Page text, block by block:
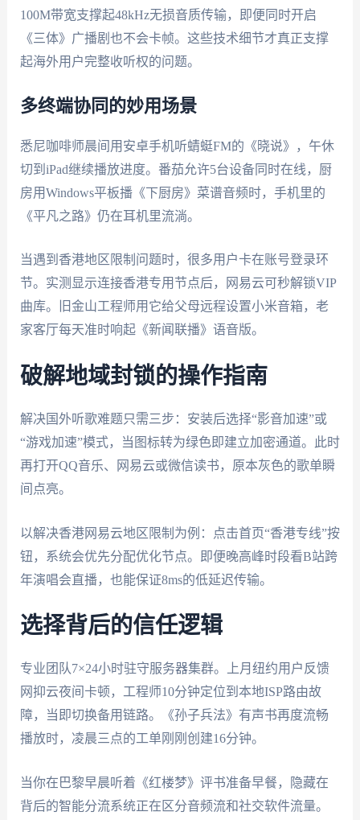
100M带宽支撑起48kHz无损音质传输，即便同时开启
《三体》广播剧也不会卡帧。这些技术细节才真正支撑
起海外用户完整收听权的问题。
多终端协同的妙用场景
悉尼咖啡师晨间用安卓手机听蜻蜓FM的《晓说》，午休
切到iPad继续播放进度。番茄允许5台设备同时在线，厨
房用Windows平板播《下厨房》菜谱音频时，手机里的
《平凡之路》仍在耳机里流淌。
当遇到香港地区限制问题时，很多用户卡在账号登录环
节。实测显示连接香港专用节点后，网易云可秒解锁VIP
曲库。旧金山工程师用它给父母远程设置小米音箱，老
家客厅每天准时响起《新闻联播》语音版。
破解地域封锁的操作指南
解决国外听歌难题只需三步：安装后选择“影音加速”或
“游戏加速”模式，当图标转为绿色即建立加密通道。此时
再打开QQ音乐、网易云或微信读书，原本灰色的歌单瞬
间点亮。
以解决香港网易云地区限制为例：点击首页“香港专线”按
钮，系统会优先分配优化节点。即便晚高峰时段看B站跨
年演唱会直播，也能保证8ms的低延迟传输。
选择背后的信任逻辑
专业团队7×24小时驻守服务器集群。上月纽约用户反馈
网抑云夜间卡顿，工程师10分钟定位到本地ISP路由故
障，当即切换备用链路。《孙子兵法》有声书再度流畅
播放时，凌晨三点的工单刚刚创建16分钟。
当你在巴黎早晨听着《红楼梦》评书准备早餐，隐藏在
背后的智能分流系统正在区分音频流和社交软件流量。